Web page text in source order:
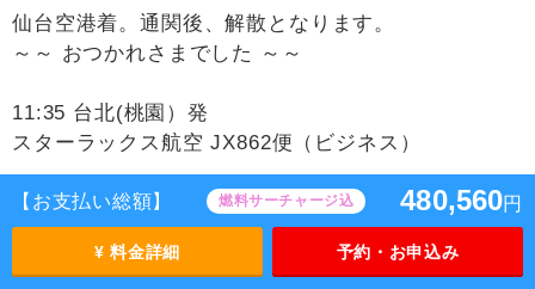
【お支払い総額】 燃料サーチャージ込 480,560円
¥ 料金詳細 予約・お申込み
仙台空港着。通関後、解散となります。
～～ おつかれさまでした ～～
11:35 台北(桃園）発
スターラックス航空 JX862便（ビジネス）
16:00 仙台空港着
時間帯の目安